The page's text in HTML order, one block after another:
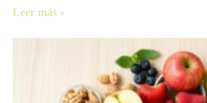
Leer más »